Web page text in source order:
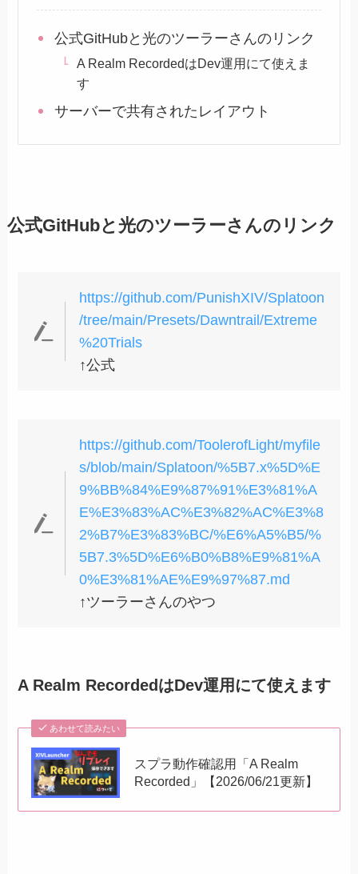
公式GitHubと光のツーラーさんのリンク
A Realm RecordedはDev運用にて使えま
す
サーバーで共有されたレイアウト
公式GitHubと光のツーラーさんのリンク
https://github.com/PunishXIV/Splatoon
/tree/main/Presets/Dawntrail/Extreme
%20Trials
↑公式
https://github.com/ToolerofLight/myfile
s/blob/main/Splatoon/%5B7.x%5D%E
9%BB%84%E9%87%91%E3%81%A
E%E3%83%AC%E3%82%AC%E3%8
2%B7%E3%83%BC/%E6%A5%B5/%
5B7.3%5D%E6%B0%B8%E9%81%A
0%E3%81%AE%E9%97%87.md
↑ツーラーさんのやつ
A Realm RecordedはDev運用にて使えます
あわせて読みたい
スプラ動作確認用「A Realm
Recorded」【2026/06/21更新】